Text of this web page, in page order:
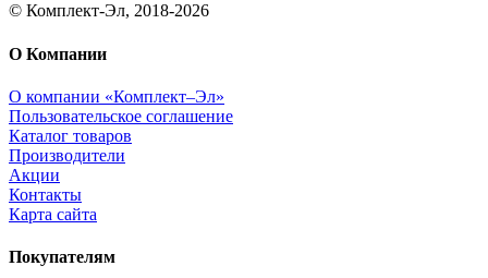
© Комплект-Эл, 2018-2026
О Компании
О компании «Комплект–Эл»
Пользовательское соглашение
Каталог товаров
Производители
Акции
Контакты
Карта сайта
Покупателям